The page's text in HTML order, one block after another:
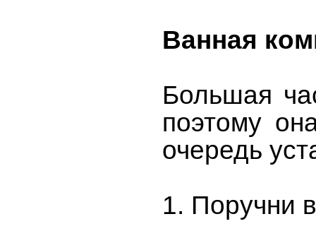
Ванная
Большая
поэтому
очередь
1. Поручни